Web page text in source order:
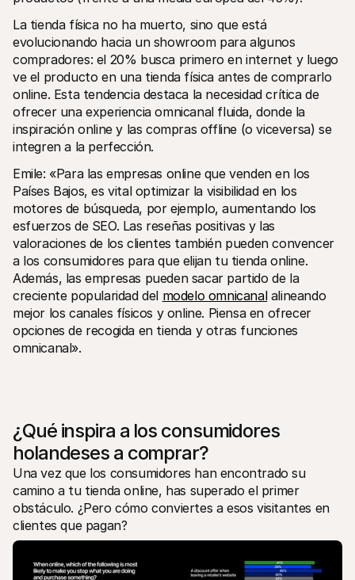
La tienda física no ha muerto, sino que está
evolucionando hacia un showroom para algunos
compradores: el 20% busca primero en internet y luego
ve el producto en una tienda física antes de comprarlo
online. Esta tendencia destaca la necesidad crítica de
ofrecer una experiencia omnicanal fluida, donde la
inspiración online y las compras offline (o viceversa) se
integren a la perfección.
Emile: «Para las empresas online que venden en los
Países Bajos, es vital optimizar la visibilidad en los
motores de búsqueda, por ejemplo, aumentando los
esfuerzos de SEO. Las reseñas positivas y las
valoraciones de los clientes también pueden convencer
a los consumidores para que elijan tu tienda online.
Además, las empresas pueden sacar partido de la
creciente popularidad del modelo omnicanal alineando
mejor los canales físicos y online. Piensa en ofrecer
opciones de recogida en tienda y otras funciones
omnicanal».
¿Qué inspira a los consumidores
holandeses a comprar?
Una vez que los consumidores han encontrado su
camino a tu tienda online, has superado el primer
obstáculo. ¿Pero cómo conviertes a esos visitantes en
clientes que pagan?